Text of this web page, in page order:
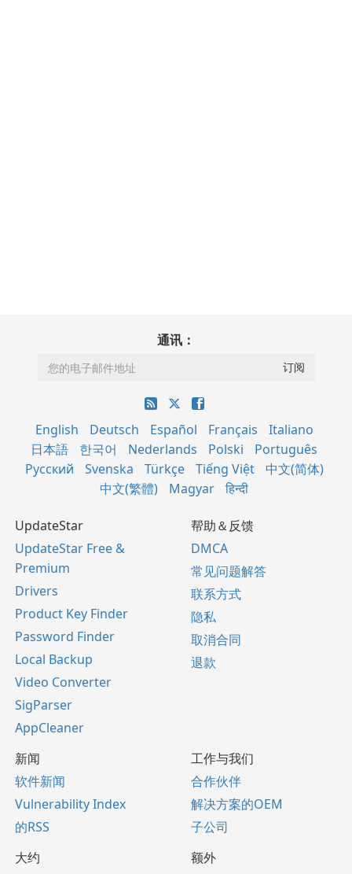
通讯：
English Deutsch Español Français
Italiano
日本語
한국어 Nederlands Polski
Português
Русский
Svenska Türkçe Tiếng Việt
中文(简体)
中文(繁體)
Magyar हिन्दी
UpdateStar
UpdateStar Free &
Premium
Drivers
Product Key Finder
Password Finder
Local Backup
Video Converter
SigParser
AppCleaner
帮助＆反馈
DMCA
常见问题解答
联系方式
隐私
取消合同
退款
新闻
软件新闻
Vulnerability Index
的RSS
工作与我们
合作伙伴
解决方案的OEM
子公司
大约
额外